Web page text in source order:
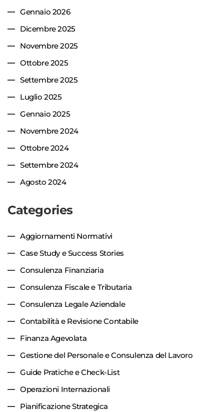
Gennaio 2026
Dicembre 2025
Novembre 2025
Ottobre 2025
Settembre 2025
Luglio 2025
Gennaio 2025
Novembre 2024
Ottobre 2024
Settembre 2024
Agosto 2024
Categories
Aggiornamenti Normativi
Case Study e Success Stories
Consulenza Finanziaria
Consulenza Fiscale e Tributaria
Consulenza Legale Aziendale
Contabilità e Revisione Contabile
Finanza Agevolata
Gestione del Personale e Consulenza del Lavoro
Guide Pratiche e Check-List
Operazioni Internazionali
Pianificazione Strategica